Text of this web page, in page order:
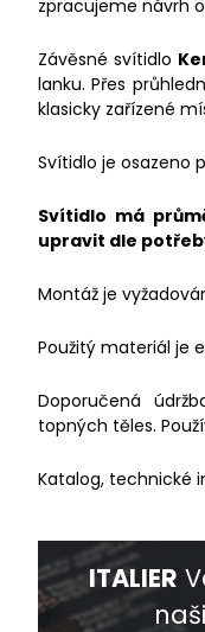
zpracujeme návrh
Závěsné svítidlo
lanku. Přes
klasicky zařízené
Svítidlo je osazeno
Svítidlo má
upravit dle
Montáž je
Použitý materiál je
Doporučená
topných těles.
Katalog, technické
ITALIER